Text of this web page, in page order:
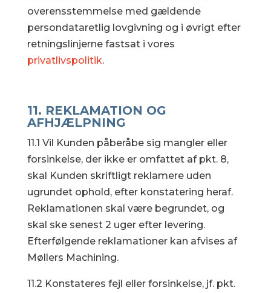
overensstemmelse med gældende
persondataretlig lovgivning og i øvrigt efter
retningslinjerne fastsat i vores
privatlivspolitik.
11. REKLAMATION OG
AFHJÆLPNING
11.1 Vil Kunden påberåbe sig mangler eller
forsinkelse, der ikke er omfattet af pkt. 8,
skal Kunden skriftligt reklamere uden
ugrundet ophold, efter konstatering heraf.
Reklamationen skal være begrundet, og
skal ske senest 2 uger efter levering.
Efterfølgende reklamationer kan afvises af
Møllers Machining.
11.2 Konstateres fejl eller forsinkelse, jf. pkt.